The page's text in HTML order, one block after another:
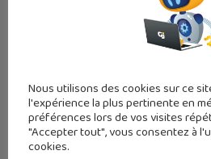
UMA, des expos
maison !
Nous utilisons des cookies sur ce
l'expérience la plus pertinente en
préférences lors de vos visites
"Accepter tout", vous consentez à
cookies.